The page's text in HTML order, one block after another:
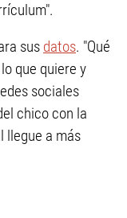
sus datos. "Qué
que quiere y
sociales
chico con la
llegue a más